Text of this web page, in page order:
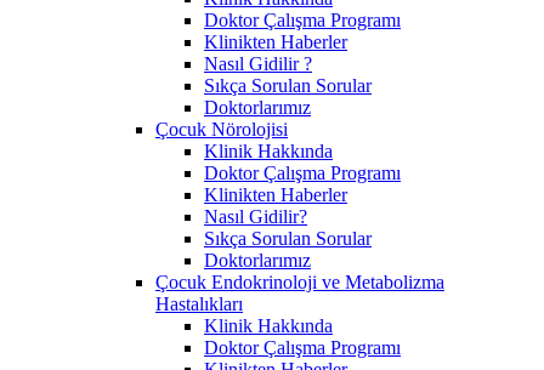
Doktor Çalışma Programı
Klinikten Haberler
Nasıl Gidilir ?
Sıkça Sorulan Sorular
Doktorlarımız
Çocuk Nörolojisi
Klinik Hakkında
Doktor Çalışma Programı
Klinikten Haberler
Nasıl Gidilir?
Sıkça Sorulan Sorular
Doktorlarımız
Çocuk Endokrinoloji ve Metabolizma
Hastalıkları
Klinik Hakkında
Doktor Çalışma Programı